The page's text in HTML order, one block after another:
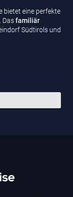
bietet eine perfekte
. Dasfamiliär
Südtirols und